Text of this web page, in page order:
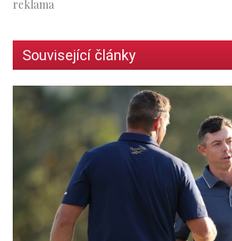
Související články